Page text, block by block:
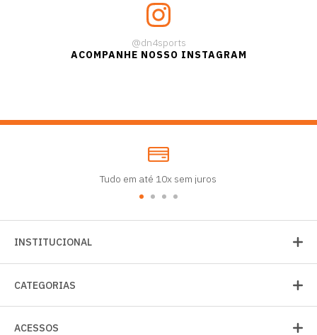
@dn4sports
ACOMPANHE NOSSO INSTAGRAM
Tudo em até 10x sem juros
INSTITUCIONAL
CATEGORIAS
ACESSOS